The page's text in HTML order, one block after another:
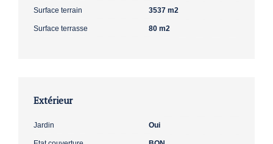
Surface terrain 3537 m2
Surface terrasse 80 m2
Extérieur
Jardin Oui